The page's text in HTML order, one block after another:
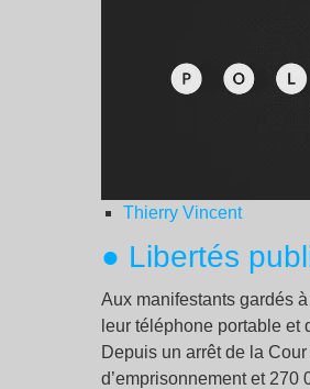
Thierry Vincent
● Libertés
Aux manifestants gardés
leur téléphone portable et
Depuis un arrêt de la
d’emprisonnement et 270